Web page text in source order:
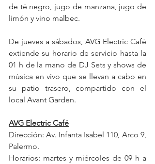
de té negro, jugo de manzana, jugo de
limón y vino malbec.
De jueves a sábados, AVG Electric Café
extiende su horario de servicio hasta la
01 h de la mano de DJ Sets y shows de
música en vivo que se llevan a cabo en
su patio trasero, compartido con el
local Avant Garden.
AVG Electric Café
Dirección: Av. Infanta Isabel 110, Arco 9,
Palermo.
Horarios: martes y miércoles de 09 h a